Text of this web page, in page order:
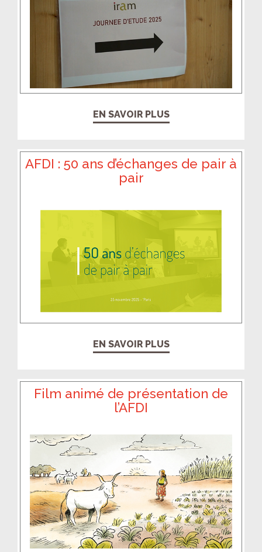
EN SAVOIR PLUS
AFDI : 50 ans d’échanges de pair à
pair
EN SAVOIR PLUS
Film animé de présentation de
l’AFDI